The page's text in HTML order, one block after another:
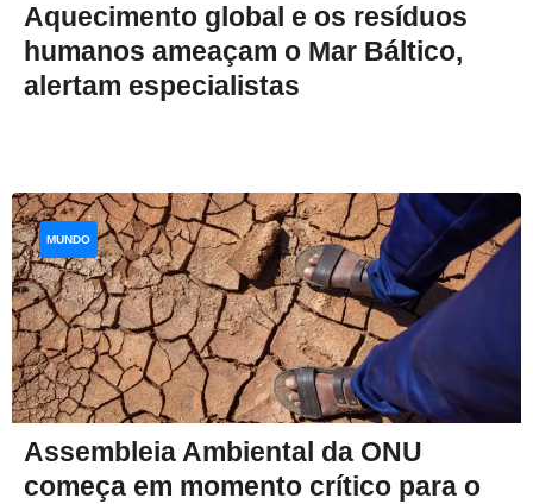
Aquecimento global e os resíduos
humanos ameaçam o Mar Báltico,
alertam especialistas
Assembleia Ambiental da ONU
começa em momento crítico para o
MUNDO